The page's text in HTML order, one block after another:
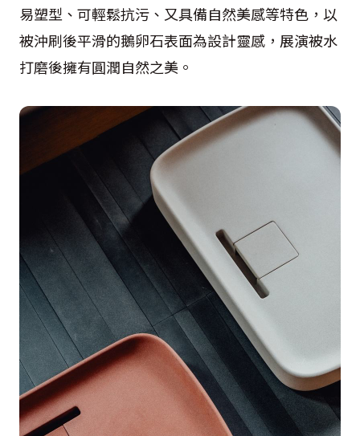
易塑型、可輕鬆抗污、又具備自然美感等特色，以
被沖刷後平滑的鵝卵石表面為設計靈感，展演被水
打磨後擁有圓潤自然之美。